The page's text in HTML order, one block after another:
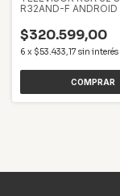
R32AND-F ANDROID
$320.599,00
6 x $53.433,17 sin interés